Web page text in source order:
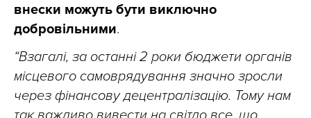
внески можуть бути виключно
добровільними.
“Взагалі, за останні 2 роки бюджети органів
місцевого самоврядування значно зросли
через фінансову децентралізацію. Тому нам